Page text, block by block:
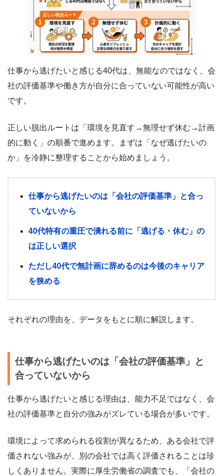
仕事から逃げたいと感じる40代は、無能なのではなく、会
社の評価基準や働き方が自分に合っていない可能性が高い
です。
正しい脱出ルートは「環境を見直す→無理せず休む→計画
的に動く」の順番で進めます。まずは「なぜ逃げたいの
か」を冷静に整理することから始めましょう。
仕事から逃げたいのは「会社の評価基準」と合っ
ていないから
40代特有の重圧で潰れる前に「逃げる・休む」の
は正しい選択
ただし40代で無計画に辞めるのは今後のキャリア
を狭める
それぞれの理由を、データをもとに順に解説します。
仕事から逃げたいのは「会社の評価基準」と
合っていないから
仕事から逃げたいと感じる理由は、能力不足ではなく、会
社の評価基準と自分の強みがズレている場合が多いです。
環境によって求められる役割が異なるため、ある会社で評
価されない強みが、別の会社では高く評価されることは珍
しくありません。実際に厚生労働省の調査でも、「会社の